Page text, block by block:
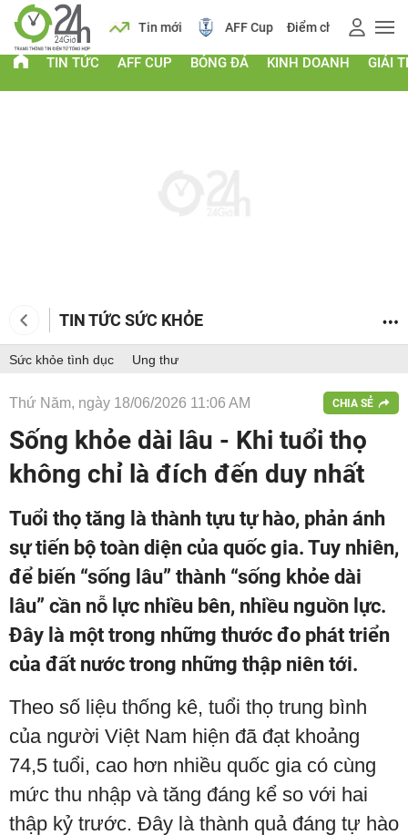
Lịch Tin mới AFF Cup Điểm chuẩn 2026
TIN TỨC AFF CUP BÓNG ĐÁ KINH DOANH GIẢI
TIN TỨC SỨC KHỎE
Sức khỏe tình dục Ung thư
Thứ Năm, ngày 18/06/2026 11:06 AM CHIA SẺ
Sống khỏe dài lâu - Khi tuổi thọ
không chỉ là đích đến duy nhất
Tuổi thọ tăng là thành tựu tự hào, phản ánh
sự tiến bộ toàn diện của quốc gia. Tuy nhiên,
để biến “sống lâu” thành “sống khỏe dài
lâu” cần nỗ lực nhiều bên, nhiều nguồn lực.
Đây là một trong những thước đo phát triển
của đất nước trong những thập niên tới.
Theo số liệu thống kê, tuổi thọ trung bình
của người Việt Nam hiện đã đạt khoảng
74,5 tuổi, cao hơn nhiều quốc gia có cùng
mức thu nhập và tăng đáng kể so với hai
thập kỷ trước. Đây là thành quả đáng tự hào